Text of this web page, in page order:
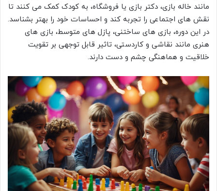
مانند خاله بازی، دکتر بازی یا فروشگاه، به کودک کمک می کنند تا
نقش های اجتماعی را تجربه کند و احساسات خود را بهتر بشناسد.
در این دوره، بازی های ساختنی، پازل های متوسط، بازی های
هنری مانند نقاشی و کاردستی، تاثیر قابل توجهی بر تقویت
خلاقیت و هماهنگی چشم و دست دارند.